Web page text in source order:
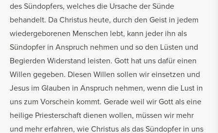
des Sündopfers, welches die Ursache der Sünde
behandelt. Da Christus heute, durch den Geist in jedem
wiedergeborenen Menschen lebt, kann jeder ihn als
Sündopfer in Anspruch nehmen und so den Lüsten und
Begierden Widerstand leisten. Gott hat uns dafür einen
Willen gegeben. Diesen Willen sollen wir einsetzen und
Jesus im Glauben in Anspruch nehmen, wenn die Lust in
uns zum Vorschein kommt. Gerade weil wir Gott als eine
heilige Priesterschaft dienen wollen, müssen wir mehr
und mehr erfahren, wie Christus als das Sündopfer in uns